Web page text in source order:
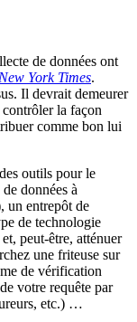
de données ont
New York Times.
Il devrait demeurer
contrôler la façon
comme bon lui
outils pour le
données à
un entrepôt de
de technologie
peut-être, atténuer
une friteuse sur
de vérification
votre requête par
etc.) …